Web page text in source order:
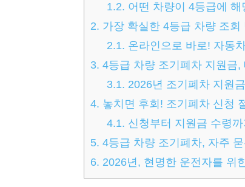
1.2. 어떤 차량이 4등급에 해
2. 가장 확실한 4등급 차량 조회
2.1. 온라인으로 바로! 자동
3. 4등급 차량 조기폐차 지원금,
3.1. 2026년 조기폐차 지원
4. 놓치면 후회! 조기폐차 신청
4.1. 신청부터 지원금 수령
5. 4등급 차량 조기폐차, 자주
6. 2026년, 현명한 운전자를 위